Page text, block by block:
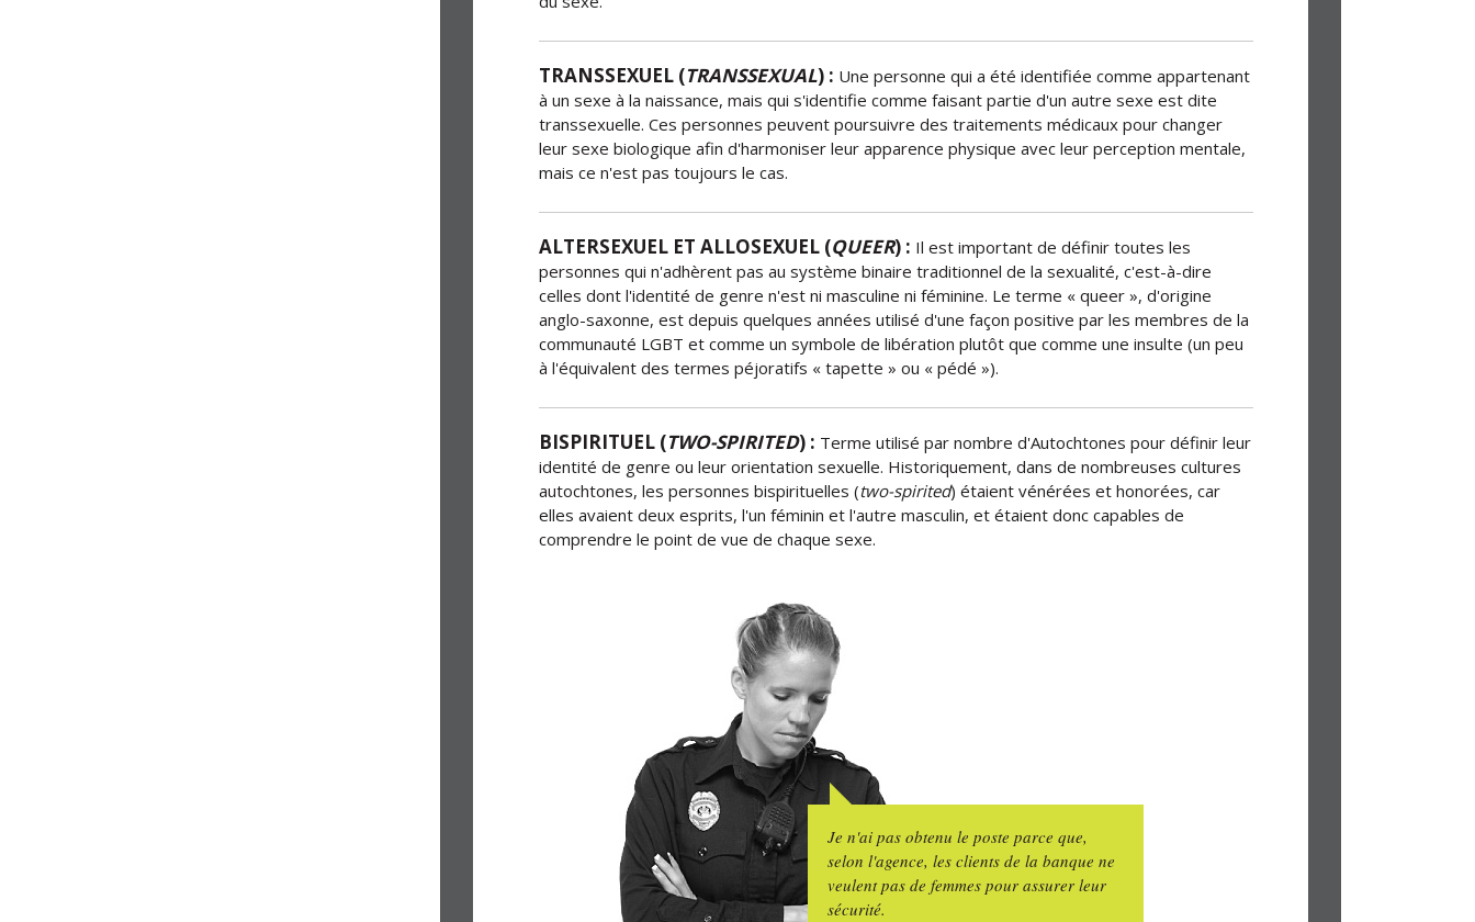
TRANSSEXUEL (TRANSSEXUAL) : Une personne qui a été identifiée comme appartenant
à un sexe à la naissance, mais qui s'identifie comme faisant partie d'un autre sexe est dite
transsexuelle. Ces personnes peuvent poursuivre des traitements médicaux pour changer
leur sexe biologique afin d'harmoniser leur apparence physique avec leur perception mentale,
mais ce n'est pas toujours le cas.
ALTERSEXUEL ET ALLOSEXUEL (QUEER) : Il est important de définir toutes les
personnes qui n'adhèrent pas au système binaire traditionnel de la sexualité, c'est-à-dire
celles dont l'identité de genre n'est ni masculine ni féminine. Le terme « queer », d'origine
anglo-saxonne, est depuis quelques années utilisé d'une façon positive par les membres de la
communauté LGBT et comme un symbole de libération plutôt que comme une insulte (un peu
à l'équivalent des termes péjoratifs « tapette » ou « pédé »).
BISPIRITUEL (TWO-SPIRITED) : Terme utilisé par nombre d'Autochtones pour définir leur
identité de genre ou leur orientation sexuelle. Historiquement, dans de nombreuses cultures
autochtones, les personnes bispirituelles (two-spirited) étaient vénérées et honorées, car
elles avaient deux esprits, l'un féminin et l'autre masculin, et étaient donc capables de
comprendre le point de vue de chaque sexe.
Je n'ai pas obtenu le poste parce que,
selon l'agence, les clients de la banque ne
veulent pas de femmes pour assurer leur
sécurité.